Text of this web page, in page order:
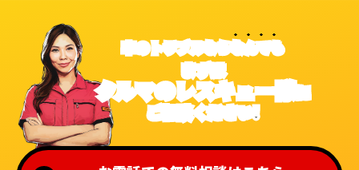
車のトラブルならなんでも
まずは
クルマのレスキュー隊
に
ご相談ください!